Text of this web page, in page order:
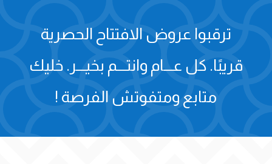
ترقبوا عروض الافتتاح الحصرية
قريبًا. كل عـــام وانتـــم بخيـــر. خليك
متابع ومتفوتش الفرصة !